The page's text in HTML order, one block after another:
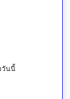
วันนี้